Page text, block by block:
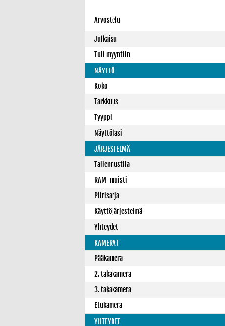
Arvostelu
Julkaisu
Tuli myyntiin
NÄYTTÖ
Koko
Tarkkuus
Tyyppi
Näyttölasi
JÄRJESTELMÄ
Tallennustila
RAM-muisti
Piirisarja
Käyttöjärjestelmä
Yhteydet
KAMERAT
Pääkamera
2. takakamera
3. takakamera
Etukamera
YHTEYDET